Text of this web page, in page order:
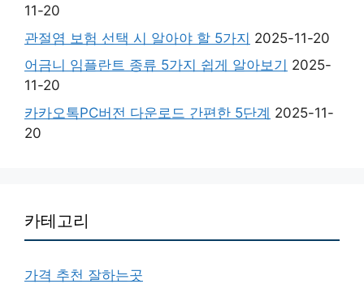
11-20
관절염 보험 선택 시 알아야 할 5가지 2025-11-20
어금니 임플란트 종류 5가지 쉽게 알아보기 2025-
11-20
카카오톡PC버전 다운로드 간편한 5단계 2025-11-
20
카테고리
가격 추천 잘하는곳